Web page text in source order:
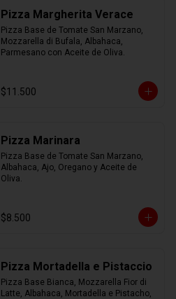
Pizza Margherita Verace
Pizza Base de Tomate San Marzano,
Mozzarella di Bufala, Albahaca,
Parmesano con Aceite de Oliva.
$11.500
Pizza Marinara
Pizza Base de Tomate San Marzano,
Albahaca, Ajo, Oregano y Aceite de
Oliva.
$8.500
Pizza Mortadella e Pistaccio
Pizza Base Bianca, Mozzarella Fior di
Latte, Albahaca, Mortadella e Pistacho,